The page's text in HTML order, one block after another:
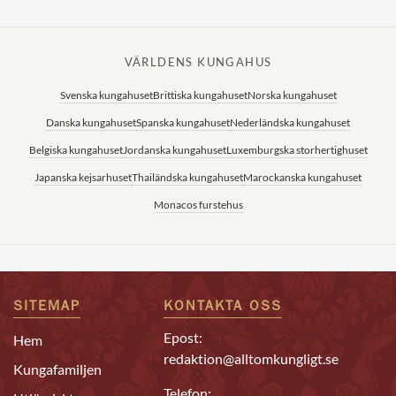
VÄRLDENS KUNGAHUS
Svenska kungahusetBrittiska kungahusetNorska kungahuset
Danska kungahusetSpanska kungahusetNederländska kungahuset
Belgiska kungahusetJordanska kungahusetLuxemburgska storhertighuset
Japanska kejsarhusetThailändska kungahusetMarockanska kungahuset
Monacos furstehus
SITEMAP
Hem
Kungafamiljen
KONTAKTA OSS
Epost:
redaktion@alltomkungligt.se